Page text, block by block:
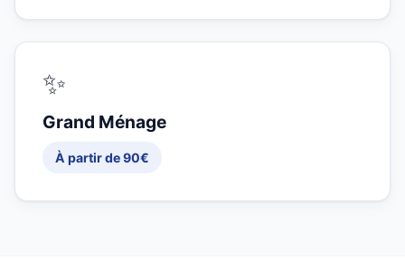
✨
Grand Ménage
À partir de 90€